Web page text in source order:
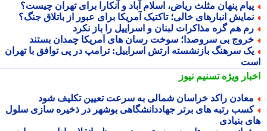
پنهان مثلث ریاض، اسلام آباد و آنکارا برای تهران چیست؟
انبارهای خالی؛ تاکتیک آمریکا برای عبور از باتلاق جنگ؟
هم گره مذاکرات لبنان و اسراییل را باز نکرد
بی سروصدا؛ سوخت رسان های آمریکا چمدان بستند
سرهنگ بازنشسته ارتش اسراییل: ترامپ در پی توافق با تهران
ویژهتسنیم نیوز
راکد خراسان شمالی به سرعت تعیین تکلیف شود
رتبه های برتر جهاددانشگاهی بوشهر در ذخیره سازی سلول
بنیادی